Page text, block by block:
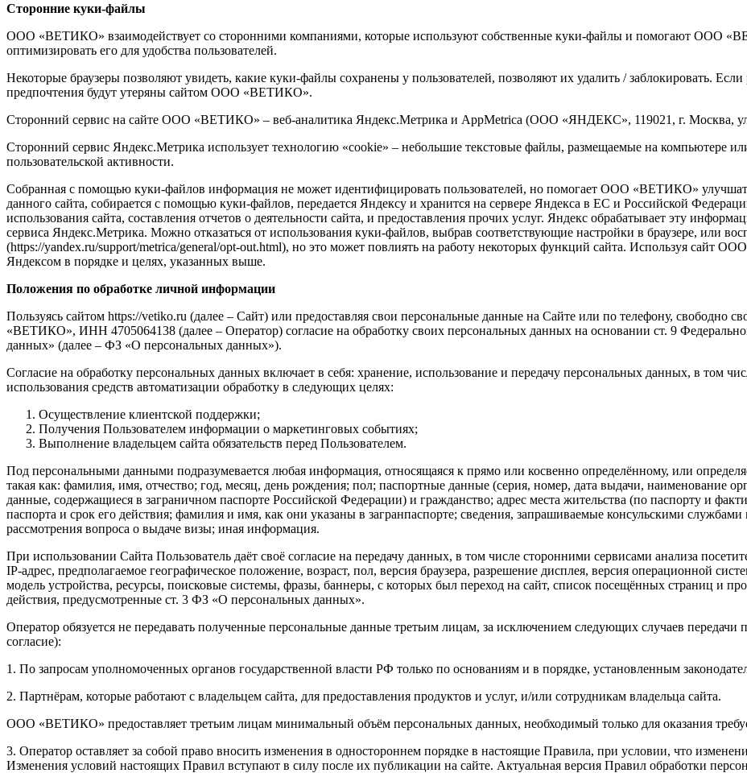
Сторонние куки-файлы
ООО «ВЕТИКО» взаимодействует со сторонними компаниями, которые используют собственные куки-файлы и помогают ООО
оптимизировать его для удобства пользователей.
Некоторые браузеры позволяют увидеть, какие куки-файлы сохранены у пользователей, позволяют их удалить / заблокировать.
предпочтения будут утеряны сайтом ООО «ВЕТИКО».
Сторонний сервис на сайте ООО «ВЕТИКО» – веб-аналитика Яндекс.Метрика и AppMetrica (ООО «ЯНДЕКС», 119021, г. Москва, ул.
Сторонний сервис Яндекс.Метрика использует технологию «cookie» – небольшие текстовые файлы, размещаемые на компьютере
пользовательской активности.
Собранная с помощью куки-файлов информация не может идентифицировать пользователей, но помогает ООО «ВЕТИКО»
данного сайта, собирается с помощью куки-файлов, передается Яндексу и хранится на сервере Яндекса в ЕС и Российской
использования сайта, составления отчетов о деятельности сайта, и предоставления прочих услуг. Яндекс обрабатывает эту
сервиса Яндекс.Метрика. Можно отказаться от использования куки-файлов, выбрав соответствующие настройки в браузере, или
(https://yandex.ru/support/metrica/general/opt-out.html), но это может повлиять на работу некоторых функций сайта. Используя сайт
Яндексом в порядке и целях, указанных выше.
Положения по обработке личной информации
Пользуясь сайтом https://vetiko.ru (далее – Сайт) или предоставляя свои персональные данные на Сайте или по телефону, свободно
«ВЕТИКО», ИНН 4705064138 (далее – Оператор) согласие на обработку своих персональных данных на основании ст. 9
данных» (далее – ФЗ «О персональных данных»).
Согласие на обработку персональных данных включает в себя: хранение, использование и передачу персональных данных, в том
использования средств автоматизации обработку в следующих целях:
Осуществление клиентской поддержки;
Получения Пользователем информации о маркетинговых событиях;
Выполнение владельцем сайта обязательств перед Пользователем.
Под персональными данными подразумевается любая информация, относящаяся к прямо или косвенно определённому, или
такая как: фамилия, имя, отчество; год, месяц, день рождения; пол; паспортные данные (серия, номер, дата выдачи, наименование
данные, содержащиеся в заграничном паспорте Российской Федерации) и гражданство; адрес места жительства (по паспорту и
паспорта и срок его действия; фамилия и имя, как они указаны в загранпаспорте; сведения, запрашиваемые консульскими
рассмотрения вопроса о выдаче визы; иная информация.
При использовании Сайта Пользователь даёт своё согласие на передачу данных, в том числе сторонними сервисами анализа
IP-адрес, предполагаемое географическое положение, возраст, пол, версия браузера, разрешение дисплея, версия операционной
модель устройства, ресурсы, поисковые системы, фразы, баннеры, с которых был переход на сайт, список посещённых страниц и
действия, предусмотренные ст. 3 ФЗ «О персональных данных».
Оператор обязуется не передавать полученные персональные данные третьим лицам, за исключением следующих случаев передачи
согласие):
1. По запросам уполномоченных органов государственной власти РФ только по основаниям и в порядке, установленным
2. Партнёрам, которые работают с владельцем сайта, для предоставления продуктов и услуг, и/или сотрудникам владельца сайта.
ООО «ВЕТИКО» предоставляет третьим лицам минимальный объём персональных данных, необходимый только для оказания
3. Оператор оставляет за собой право вносить изменения в одностороннем порядке в настоящие Правила, при условии, что
Изменения условий настоящих Правил вступают в силу после их публикации на сайте. Актуальная версия Правил обработки